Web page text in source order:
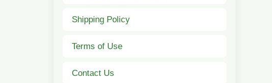
Shipping Policy
Terms of Use
Contact Us